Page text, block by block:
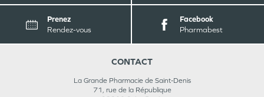
Prenez
Rendez-vous
Facebook
Pharmabest
CONTACT
La Grande Pharmacie de Saint-Denis
71, rue de la République